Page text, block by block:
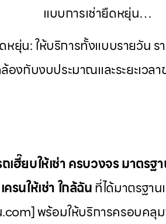
แบบการเช่ายืดหยุ่น…
ยุ่น: ให้บริการทั้งแบบรายวัน
องกับงบประมาณและระยะเวล
เฮี๊ยบให้เช่า ครบวงจร มาตร
เครนให้เช่าใกล้ฉันที่ได้มาตรฐา
.com] พร้อมให้บริการครอบค